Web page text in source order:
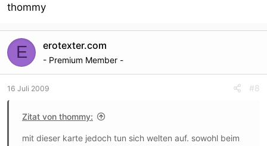
thommy
E erotexter.com
- Premium Member -
16 Juli 2009 #8
Zitat von thommy:
mit dieser karte jedoch tun sich welten auf. sowohl beim